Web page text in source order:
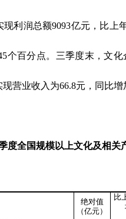
利润总额9093亿元，比上
个百分点。三季度末，文
现营业收入为66.8元，同比增
度全国规模以上文化及相关
绝对值
（亿元）
比